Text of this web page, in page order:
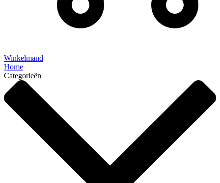
Winkelmand
Home
Categorieën